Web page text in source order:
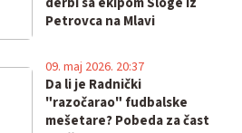
Petrovca na Mlavi
Da li je Radnički
"razočarao" fudbalske
mešetare? Pobeda za čast
09. maj 2026. 20:37